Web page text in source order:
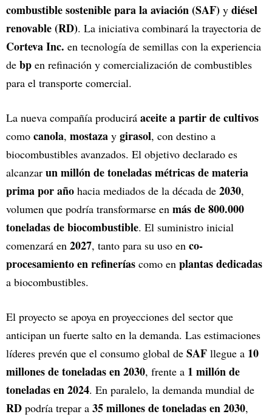
combustible sostenible para la aviación (SAF) y diésel
renovable (RD). La iniciativa combinará la trayectoria de
Corteva Inc. en tecnología de semillas con la experiencia
de bp en refinación y comercialización de combustibles
para el transporte comercial.
La nueva compañía producirá aceite a partir de cultivos
como canola, mostaza y girasol, con destino a
biocombustibles avanzados. El objetivo declarado es
alcanzar un millón de toneladas métricas de materia
prima por año hacia mediados de la década de 2030,
volumen que podría transformarse en más de 800.000
toneladas de biocombustible. El suministro inicial
comenzará en 2027, tanto para su uso en co-
procesamiento en refinerías como en plantas dedicadas
a biocombustibles.
El proyecto se apoya en proyecciones del sector que
anticipan un fuerte salto en la demanda. Las estimaciones
líderes prevén que el consumo global de SAF llegue a 10
millones de toneladas en 2030, frente a 1 millón de
toneladas en 2024. En paralelo, la demanda mundial de
RD podría trepar a 35 millones de toneladas en 2030,